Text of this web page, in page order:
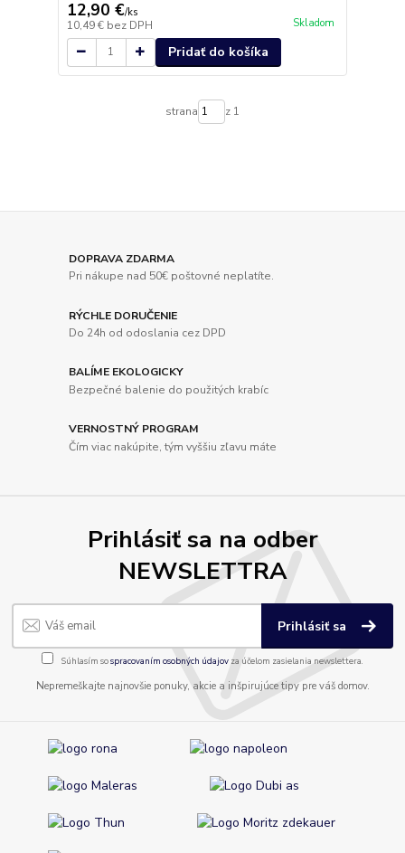
12,90 €/ks
10,49 € bez DPH Skladom
Pridať do košíka
strana z 1
DOPRAVA ZDARMA
Pri nákupe nad 50€ poštovné neplatíte.
RÝCHLE DORUČENIE
Do 24h od odoslania cez DPD
BALÍME EKOLOGICKY
Bezpečné balenie do použitých krabíc
VERNOSTNÝ PROGRAM
Čím viac nakúpite, tým vyššiu zľavu máte
Prihlásiť sa na odber
NEWSLETTRA
Prihlásiť sa
Súhlasím sospracovaním osobných údajov za účelom zasielania newslettera.
Nepremeškajte najnovšie ponuky, akcie a inšpirujúce tipy pre váš domov.